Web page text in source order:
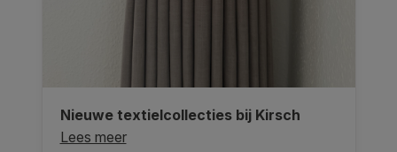
Nieuwe textielcollecties bij Kirsch
Lees meer